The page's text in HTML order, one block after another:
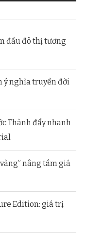
đầu đô thị tương
ý nghĩa truyền đời
Thành đẩy nhanh
nâng tầm giá
Edition: giá trị